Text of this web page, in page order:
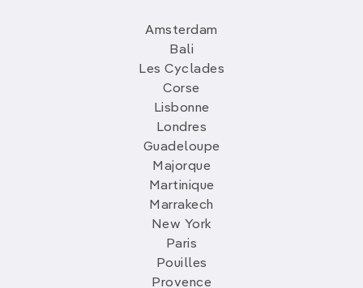
Amsterdam
Bali
Les Cyclades
Corse
Lisbonne
Londres
Guadeloupe
Majorque
Martinique
Marrakech
New York
Paris
Pouilles
Provence